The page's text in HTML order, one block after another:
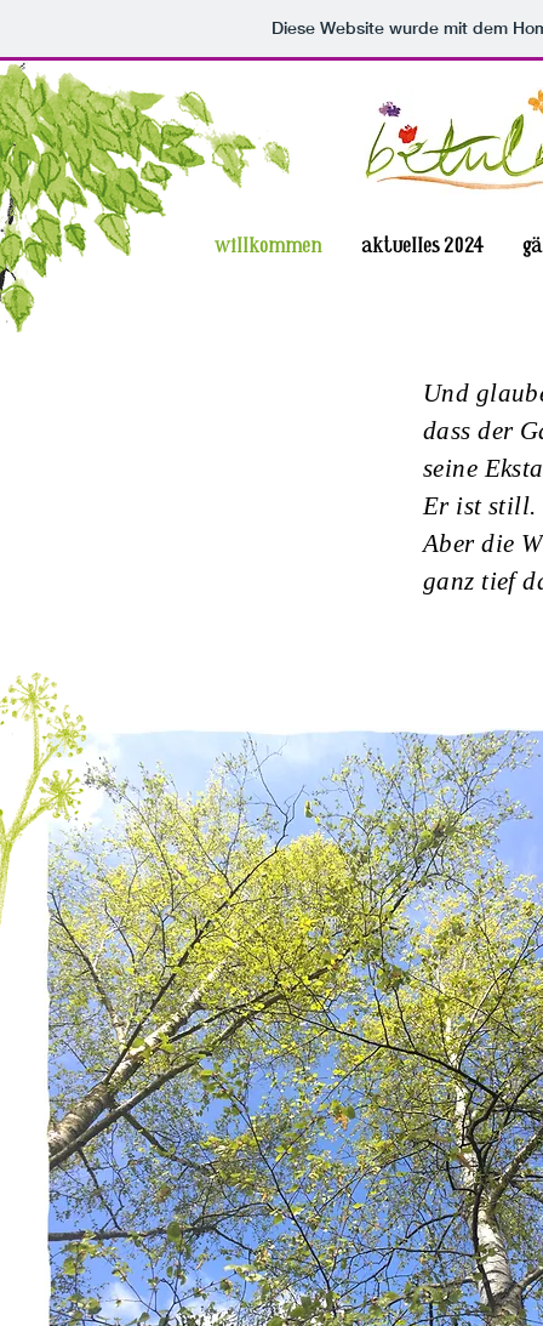
Diese Website wurde mit dem
willkommen aktuelles 2024
Und
dass der
seine
Er ist still.
Aber die
ganz tief